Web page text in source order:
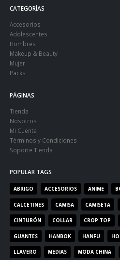
CATEGORÍAS
Accesorios
Adolescentes
Hombres
Makeup & Beauty
Mujer
Packs
PÁGINAS
Tienda
Nosotros
Mi Cuenta
Términos y Condiciones
Soporte Tienda
POPULAR TAGS
ABRIGO ACCESORIOS ANIME
CALCETINES CAMISA CAMISETA
CINTURÓN COLLAR CROP TOP
GUANTES HANBOK HANFU
LLAVERO MEDIAS MODA CHINA